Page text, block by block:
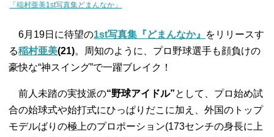
「稲村亜美1st写真集どまんなか」
6月19日に待望の1st写真集『どまんなか』
をリリースす
る稲村亜美(21)。周知のように、プロ野球選手も顔負けの
豪快な“神スイング”で一躍ブレイク！
前人未踏の実技派の“野球アイドル”として、プロ始め試
合の始球式や始打式にひっぱりだこに加え、外国のトップ
モデルばりの極上のプロポーション(173センチの身長に上